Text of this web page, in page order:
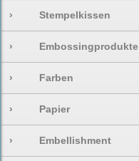
› Stempelkissen
› Embossingprodukte
› Farben
› Papier
› Embellishment